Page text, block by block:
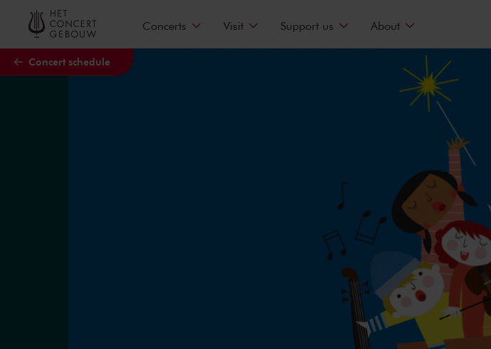
Skip to main content
Concert schedule
Concerts Visit Support us About